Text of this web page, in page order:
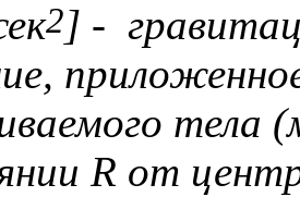
2] -
тела
R от